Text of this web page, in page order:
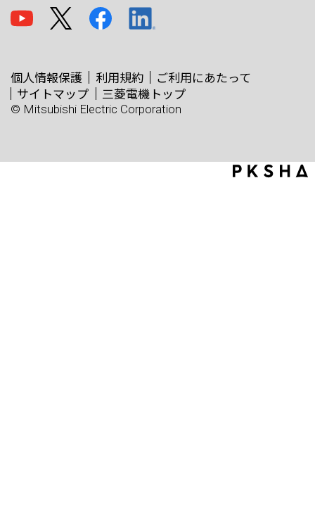
個人情報保護 利用規約
ご利用にあたって
サイトマップ
三菱電機トップ
© Mitsubishi Electric Corporation